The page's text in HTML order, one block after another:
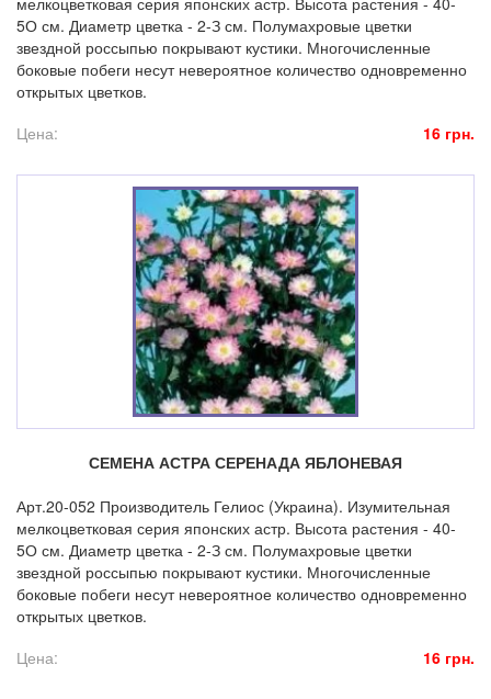
5О см. Диаметр цветка - 2-З см. Полумахровые цветки
звездной россыпью покрывают кустики. Многочисленные
боковые побеги несут невероятное количество одновременно
открытых цветков.
Цена:
16 грн.
СЕМЕНА АСТРА СЕРЕНАДА ЯБЛОНЕВАЯ
Арт.20-052 Производитель Гелиос (Украина). Изумительная
мелкоцветковая серия японских астр. Высота растения - 40-
5О см. Диаметр цветка - 2-З см. Полумахровые цветки
звездной россыпью покрывают кустики. Многочисленные
боковые побеги несут невероятное количество одновременно
открытых цветков.
Цена:
16 грн.